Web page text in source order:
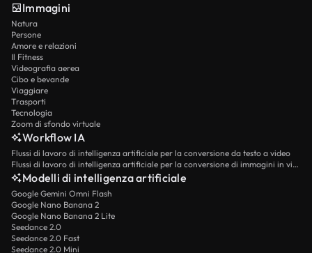
Immagini
Natura
Persone
Amore e relazioni
Il Fitness
Videografia aerea
Cibo e bevande
Viaggiare
Trasporti
Tecnologia
Zoom di sfondo virtuale
Workflow IA
Flussi di lavoro di intelligenza artificiale per la conversione da testo a video
Flussi di lavoro di intelligenza artificiale per la conversione di immagini in video
Modelli di intelligenza artificiale
Google Gemini Omni Flash
Google Nano Banana 2
Google Nano Banana 2 Lite
Seedance 2.0
Seedance 2.0 Fast
Seedance 2.0 Mini